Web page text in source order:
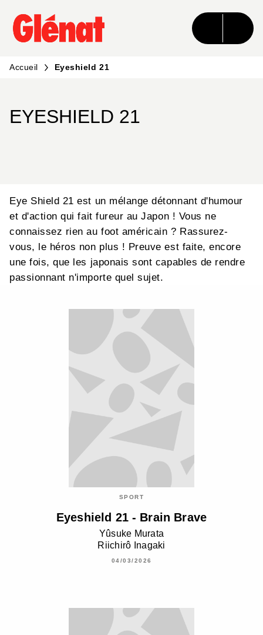
MENU RECHERCHE CONTENU
PIED DE PAGE
Accueil Eyeshield 21
EYESHIELD 21
Eye Shield 21 est un mélange détonnant d'humour
et d'action qui fait fureur au Japon ! Vous ne
connaissez rien au foot américain ? Rassurez-
vous, le héros non plus ! Preuve est faite, encore
une fois, que les japonais sont capables de rendre
passionnant n'importe quel sujet.
SPORT
Eyeshield 21 - Brain Brave
Yûsuke Murata
Riichirô Inagaki
04/03/2026